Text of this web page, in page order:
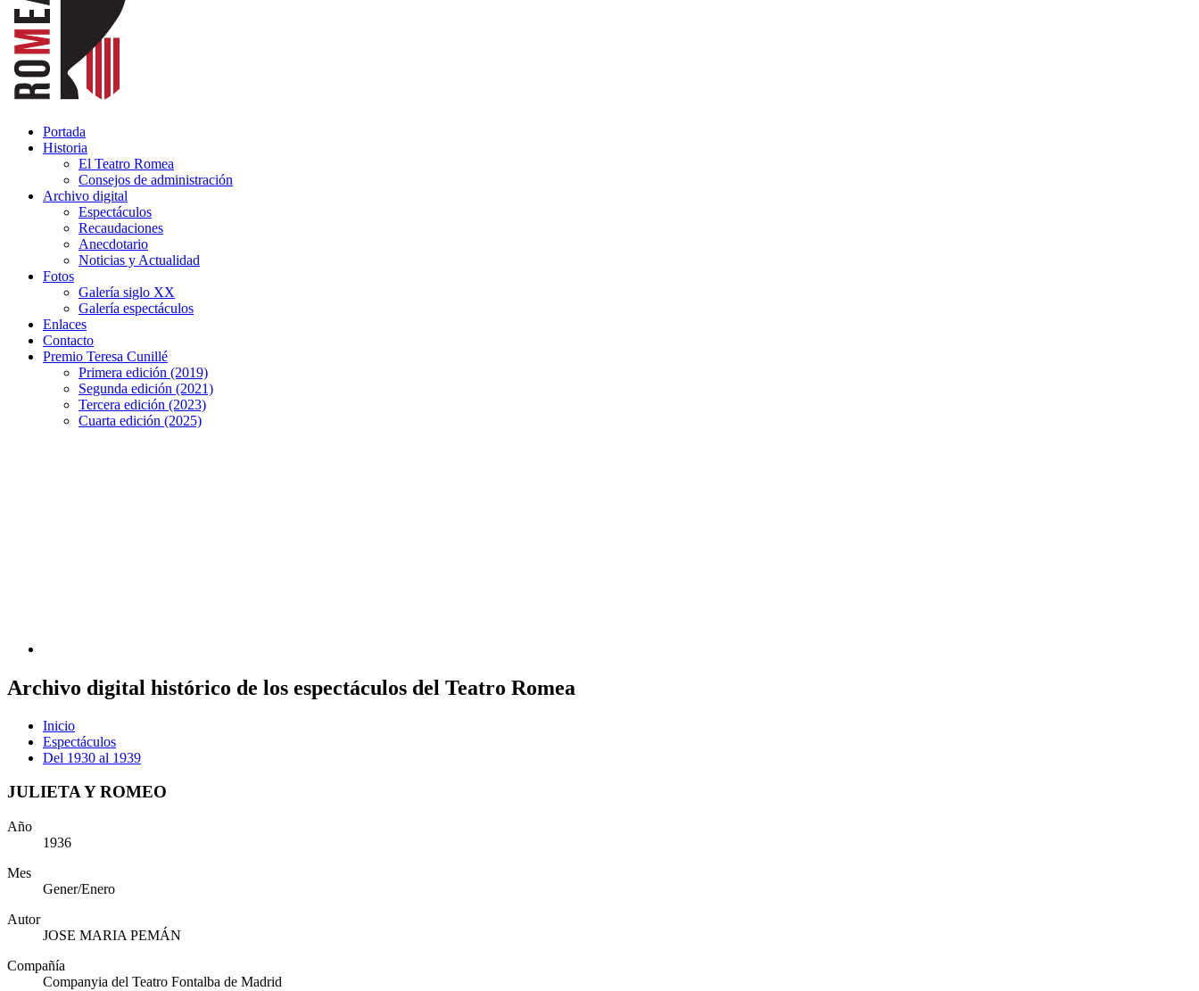
Portada
Historia
El Teatro Romea
Consejos de administración
Archivo digital
Espectáculos
Recaudaciones
Anecdotario
Noticias y Actualidad
Fotos
Galería siglo XX
Galería espectáculos
Enlaces
Contacto
Premio Teresa Cunillé
Primera edición (2019)
Segunda edición (2021)
Tercera edición (2023)
Cuarta edición (2025)
Archivo digital histórico de los espectáculos del Teatro Romea
Inicio
Espectáculos
Del 1930 al 1939
JULIETA Y ROMEO
Año
1936
Mes
Gener/Enero
Autor
JOSE MARIA PEMÁN
Compañía
Companyia del Teatro Fontalba de Madrid